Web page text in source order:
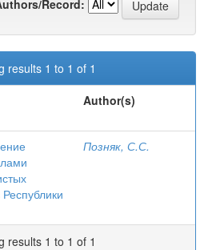
Record:
results 1 to 1 of 1
Author(s)
Позняк, С.С.
results 1 to 1 of 1